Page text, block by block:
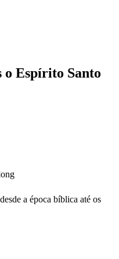
o Espírito Santo
a época bíblica até os